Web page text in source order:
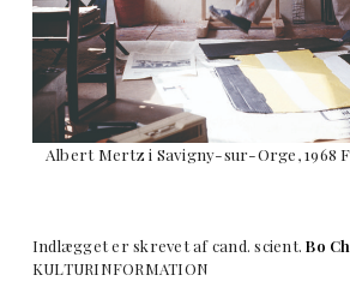
Albert Mertz i Savigny-sur-Orge, 1968
Indlægget er skrevet af cand. scient.Bo
KULTURINFORMATION